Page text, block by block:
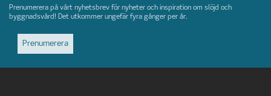
Prenumerera på vårt nyhetsbrev för nyheter och inspiration om slöjd och
byggnadsvård! Det utkommer ungefär fyra gånger per år.
Prenumerera